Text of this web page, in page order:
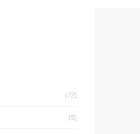
(72)
(5)